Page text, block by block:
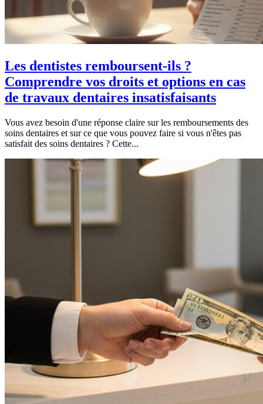
Les dentistes remboursent-ils ?
Comprendre vos droits et options en cas
de travaux dentaires insatisfaisants
Vous avez besoin d'une réponse claire sur les remboursements des
soins dentaires et sur ce que vous pouvez faire si vous n'êtes pas
satisfait des soins dentaires ? Cette...